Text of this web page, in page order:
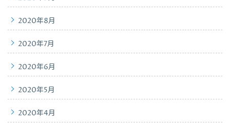
2020年8月
2020年7月
2020年6月
2020年5月
2020年4月